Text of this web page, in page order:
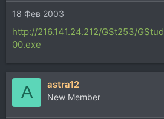
18 Фев 2003
http://216.141.24.212/GSt253/
00.exe
A astra12
New Member